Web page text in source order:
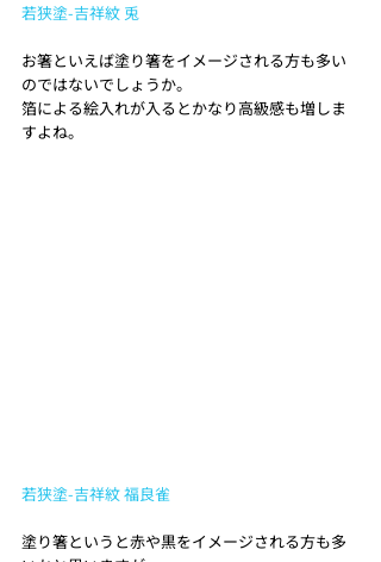
若狭塗-吉祥紋 兎
お箸といえば塗り箸をイメージされる方も多い
のではないでしょうか。
箔による絵入れが入るとかなり高級感も増しま
すよね。
若狭塗-吉祥紋 福良雀
塗り箸というと赤や黒をイメージされる方も多